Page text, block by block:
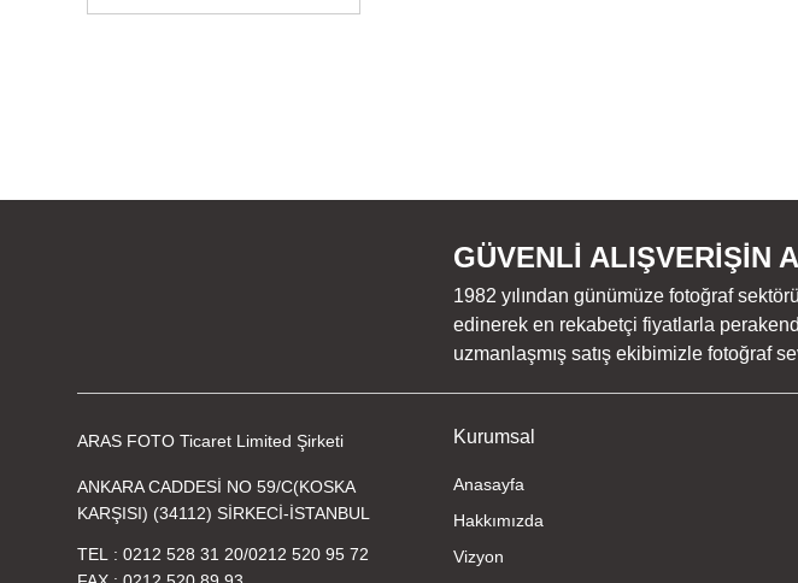
GÜVENLİ ALIŞVERİŞİN
1982 yılından günümüze fotoğraf
edinerek en rekabetçi fiyatlarla
uzmanlaşmış satış ekibimizle fotoğraf
ARAS FOTO Ticaret Limited Şirketi
ANKARA CADDESİ NO 59/C(KOSKA
KARŞISI) (34112) SİRKECİ-İSTANBUL
TEL 0212 528 31 20/0212 520 95 72
Kurumsal
Anasayfa
Hakkımızda
Vizyon